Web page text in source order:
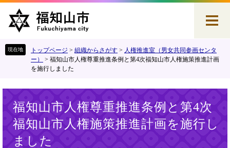
トップページ > 組織からさがす > 人権推進室（男女共同参画センタ
ー）
> 福知山市人権尊重推進条例と第4次福知山市人権施策推進計画
を施行しました
福知山市人権尊重推進条例と第4次
福知山市人権施策推進計画を施行し
ました